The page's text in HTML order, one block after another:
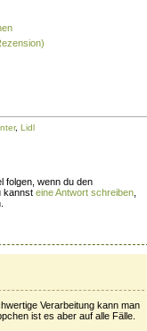
, Lidl
folgen, wenn du den
kannst eine Antwort schreiben
Verarbeitung kann man
ist es aber auf alle Fälle.